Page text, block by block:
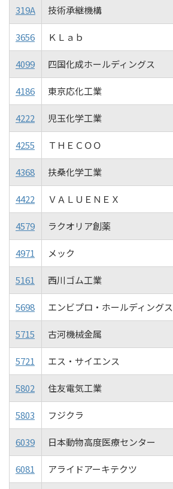
319A 技術承継機構
3656 ＫＬａｂ
4099 四国化成ホールディングス
4186 東京応化工業
4222 児玉化学工業
4255 ＴＨＥＣＯＯ
4368 扶桑化学工業
4422 ＶＡＬＵＥＮＥＸ
4579 ラクオリア創薬
4971 メック
5161 西川ゴム工業
5698 エンビプロ・ホールディングス
5715 古河機械金属
5721 エス・サイエンス
5802 住友電気工業
5803 フジクラ
6039 日本動物高度医療センター
6081 アライドアーキテクツ